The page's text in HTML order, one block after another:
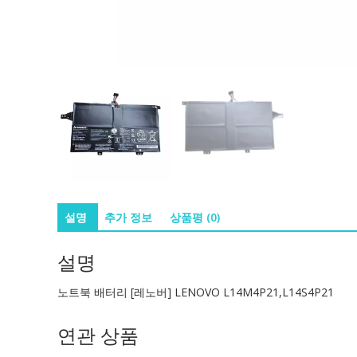
설명 추가 정보 상품평 (0)
설명
노트북 배터리 [레노버] LENOVO L14M4P21,L14S4P21
연관 상품